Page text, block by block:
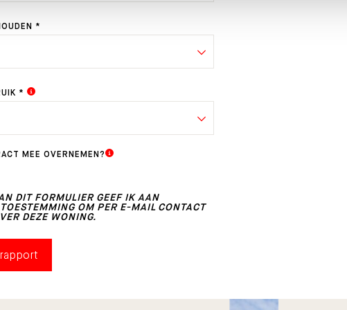
*
*
MEE OVERNEMEN?
DIT FORMULIER GEEF IK AAN
OM PER E-MAIL CONTACT
DEZE WONING.